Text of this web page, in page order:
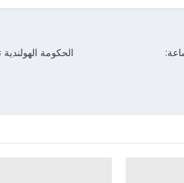
الحكومة
جديدة و 13 وفاة في هولندا خلال 24 ساعة: